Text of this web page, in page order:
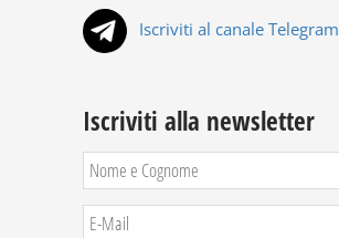
Iscriviti al canale Telegram
Iscriviti alla newsletter